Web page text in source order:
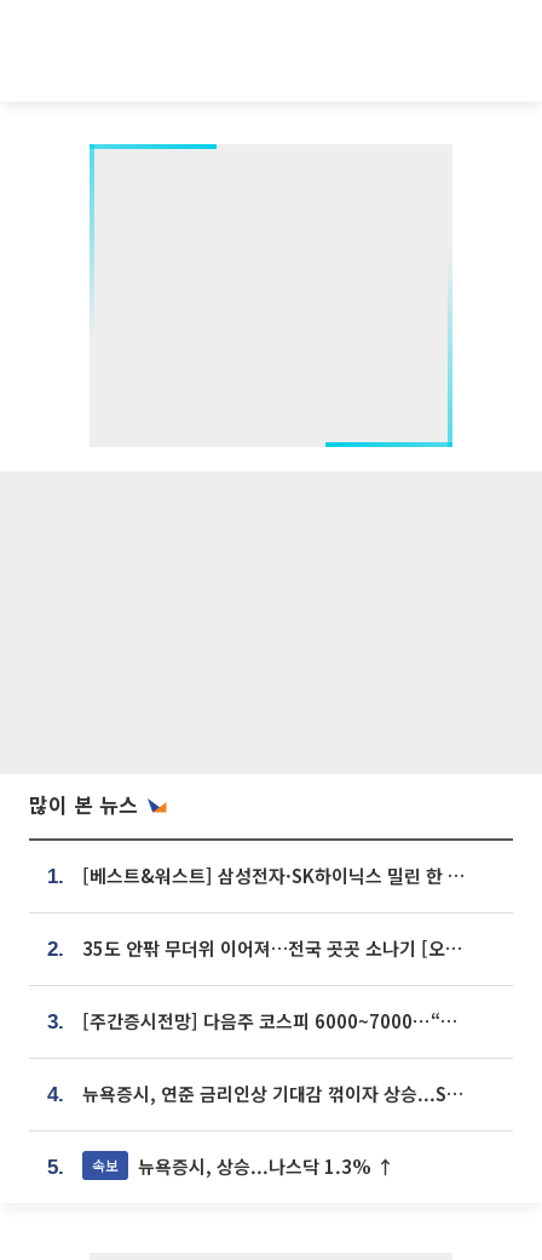
많이 본 뉴스
1. [베스트&워스트] 삼성전자·SK하이닉스 밀린 한 주…상상인증권은 85% 급등
2. 35도 안팎 무더위 이어져…전국 곳곳 소나기 [오늘 날씨]
3. [주간증시전망] 다음주 코스피 6000~7000⋯“外人 수급은 정책이 변수”
4. 뉴욕증시, 연준 금리인상 기대감 꺾이자 상승...S&P500 사상 최고치 [종합]
5. 속보 뉴욕증시, 상승...나스닥 1.3% ↑